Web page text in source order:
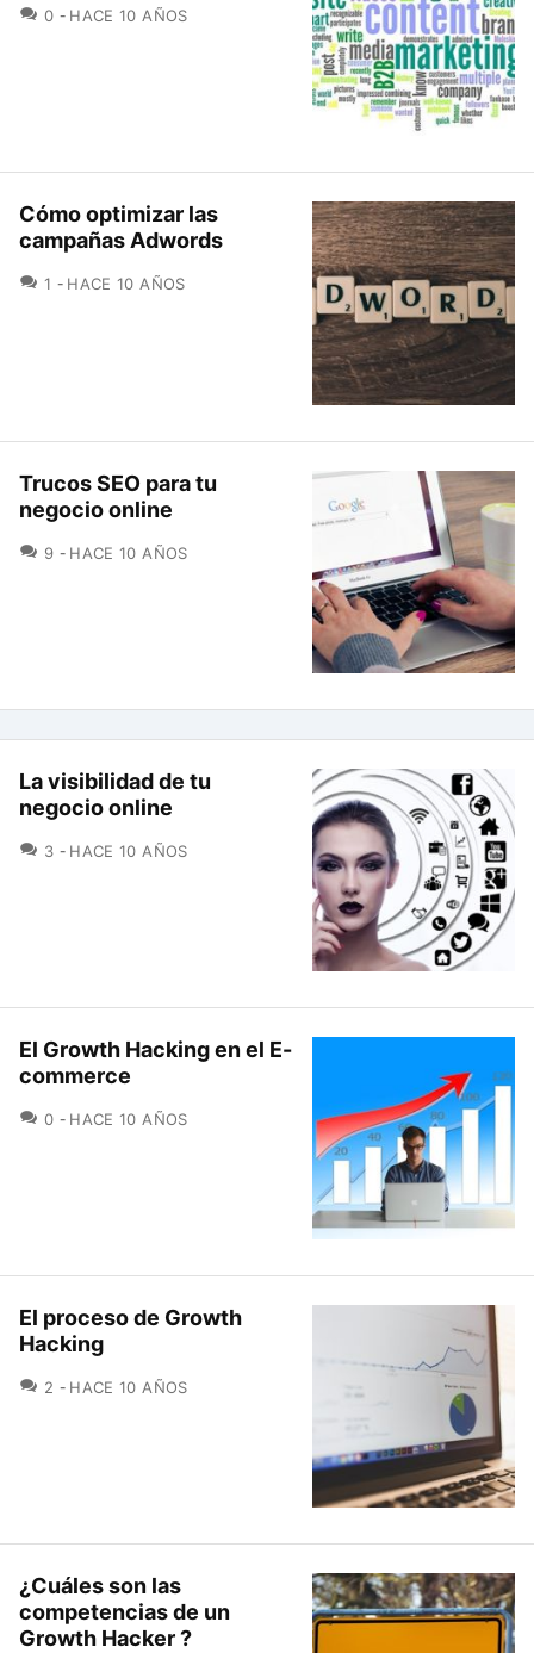
0 COMENTARIOS
HACE 10 AÑOS
Cómo optimizar las
campañas Adwords
1 COMENTARIOS
HACE 10 AÑOS
Trucos SEO para tu
negocio online
9 COMENTARIOS
HACE 10 AÑOS
La visibilidad de tu
negocio online
3 COMENTARIOS
HACE 10 AÑOS
El Growth Hacking en el E-
commerce
0 COMENTARIOS
HACE 10 AÑOS
El proceso de Growth
Hacking
2 COMENTARIOS
HACE 10 AÑOS
¿Cuáles son las
competencias de un
Growth Hacker ?